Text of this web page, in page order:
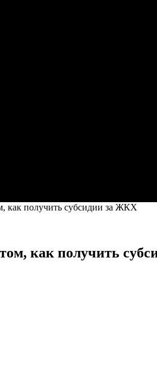
как получить субсидии за ЖКХ
как получить